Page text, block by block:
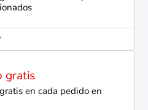
gratis
en cada pedido en